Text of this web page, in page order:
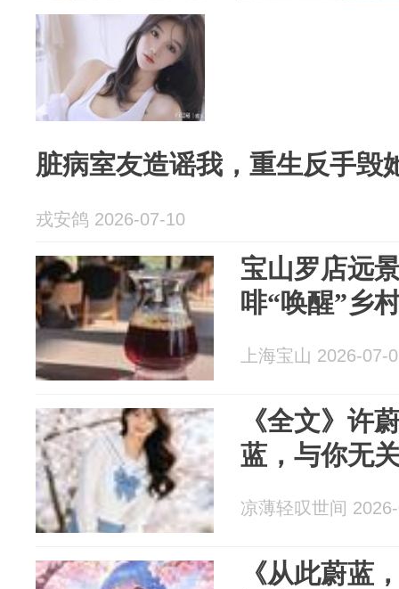
脏病室友造谣我，重生反手毁
戎安鸽 2026-07-10
宝山罗店远
啡“唤醒”乡
上海宝山 2026-07-
《全文》许
蓝，与你无
凉薄轻叹世间
《从此蔚蓝